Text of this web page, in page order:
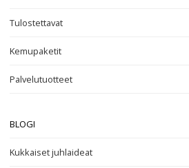
Tulostettavat
Kemupaketit
Palvelutuotteet
BLOGI
Kukkaiset juhlaideat